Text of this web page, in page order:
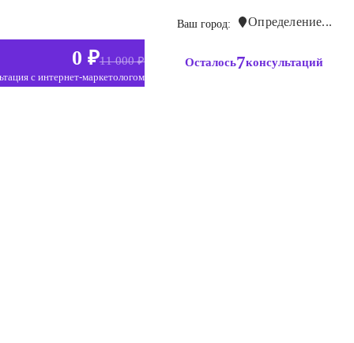
Ваш город: Определение...
0 ₽11 000 ₽
с интернет-маркетологом
Осталось7консультаций